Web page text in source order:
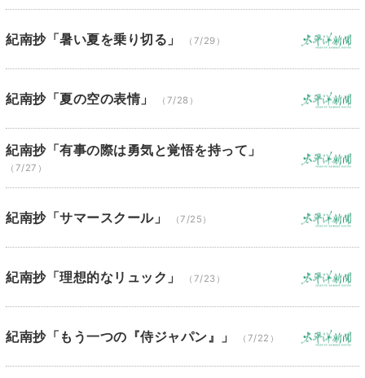
紀南抄「暑い夏を乗り切る」 （7/29）
紀南抄「夏の空の表情」 （7/28）
紀南抄「有事の際は勇気と覚悟を持って」
（7/27）
紀南抄「サマースクール」 （7/25）
紀南抄「理想的なリュック」 （7/23）
紀南抄「もう一つの『侍ジャパン』」 （7/22）